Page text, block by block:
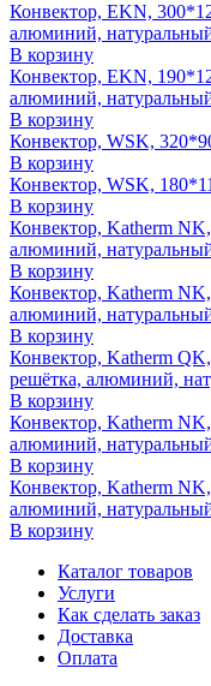
Конвектор, EKN,
алюминий,
В корзину
Конвектор, EKN,
алюминий,
В корзину
Конвектор, WSK,
В корзину
Конвектор, WSK,
В корзину
Конвектор, Katherm
алюминий,
В корзину
Конвектор, Katherm
алюминий,
В корзину
Конвектор, Katherm
решётка, алюминий,
В корзину
Конвектор, Katherm
алюминий,
В корзину
Конвектор, Katherm
алюминий,
В корзину
Каталог товаров
Услуги
Как сделать заказ
Доставка
Оплата